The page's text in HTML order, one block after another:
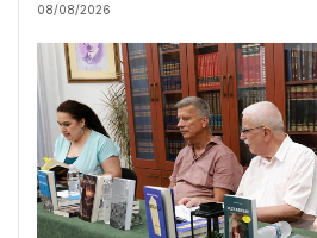
08/08/2026